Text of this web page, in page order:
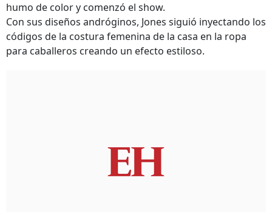
humo de color y comenzó el show.
Con sus diseños andróginos, Jones siguió inyectando los
códigos de la costura femenina de la casa en la ropa
para caballeros creando un efecto estiloso.